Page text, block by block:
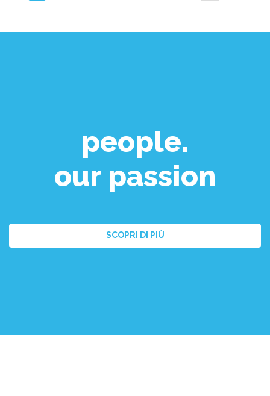
people.
our passion
SCOPRI DI PIÙ